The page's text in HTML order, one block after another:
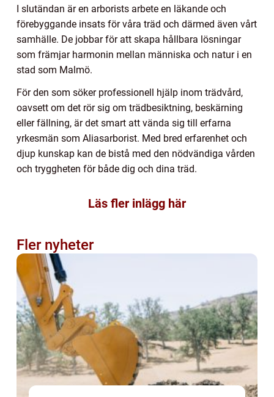
I slutändan är en arborists arbete en läkande och
förebyggande insats för våra träd och därmed även vårt
samhälle. De jobbar för att skapa hållbara lösningar
som främjar harmonin mellan människa och natur i en
stad som Malmö.
För den som söker professionell hjälp inom trädvård,
oavsett om det rör sig om trädbesiktning, beskärning
eller fällning, är det smart att vända sig till erfarna
yrkesmän som Aliasarborist. Med bred erfarenhet och
djup kunskap kan de bistå med den nödvändiga vården
och tryggheten för både dig och dina träd.
Läs fler inlägg här
Fler nyheter